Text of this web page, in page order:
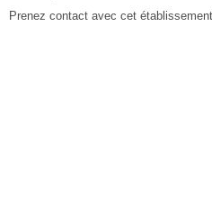
Prenez contact avec cet